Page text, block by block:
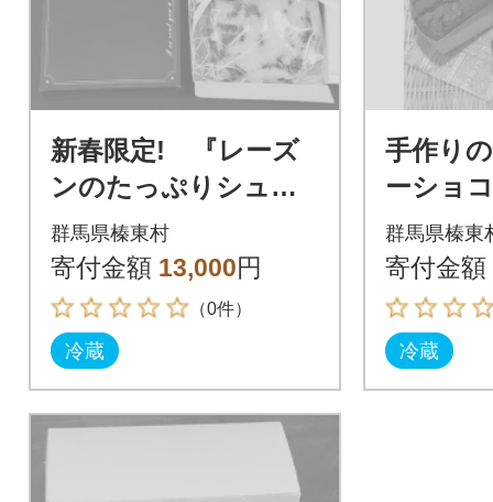
新春限定! 『レーズ
ンのたっぷりシュト
レン』
群馬県榛東村
寄付金額 13,000円
（0件）
冷蔵
手作り
ーショ
ショコ
群馬県榛東
寄付金額
冷蔵